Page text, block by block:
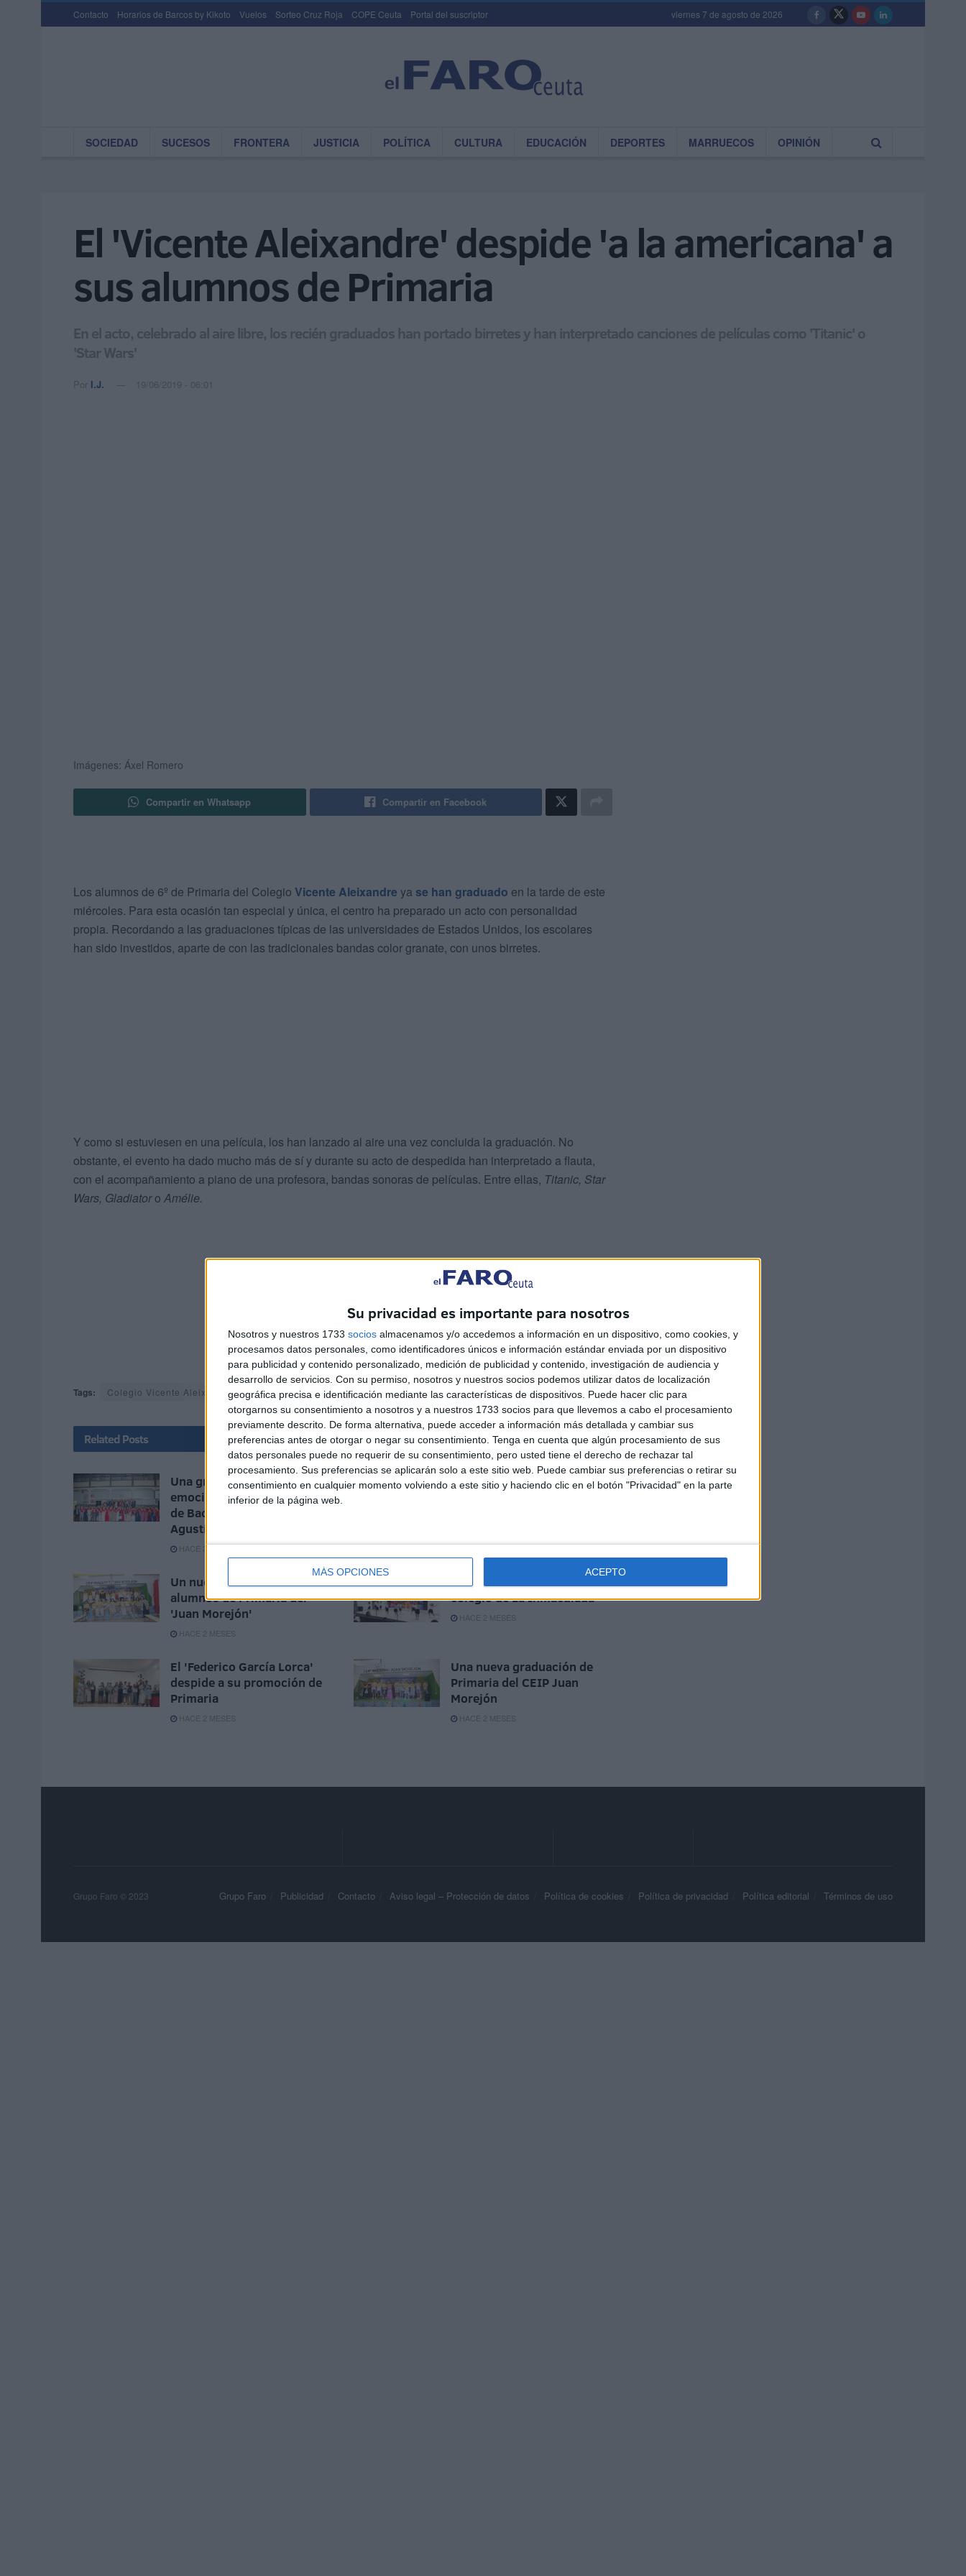
Su privacidad es importante para nosotros
Nosotros y nuestros 1733 socios almacenamos y/o accedemos a información en un dispositivo, como cookies, y
procesamos datos personales, como identificadores únicos e información estándar enviada por un dispositivo
para publicidad y contenido personalizado, medición de publicidad y contenido, investigación de audiencia y
desarrollo de servicios. Con su permiso, nosotros y nuestros socios podemos utilizar datos de localización
geográfica precisa e identificación mediante las características de dispositivos. Puede hacer clic para
otorgarnos su consentimiento a nosotros y a nuestros 1733 socios para que llevemos a cabo el procesamiento
previamente descrito. De forma alternativa, puede acceder a información más detallada y cambiar sus
preferencias antes de otorgar o negar su consentimiento. Tenga en cuenta que algún procesamiento de sus
datos personales puede no requerir de su consentimiento, pero usted tiene el derecho de rechazar tal
procesamiento. Sus preferencias se aplicarán solo a este sitio web. Puede cambiar sus preferencias o retirar su
consentimiento en cualquier momento volviendo a este sitio y haciendo clic en el botón "Privacidad" en la parte
inferior de la página web.
MÁS OPCIONES ACEPTO
Contacto Horarios de Barcos by Kikoto Vuelos Sorteo Cruz Roja COPE Ceuta Portal del suscriptor viernes 7 de agosto de 2026
SOCIEDAD SUCESOS FRONTERA JUSTICIA POLÍTICA CULTURA EDUCACIÓN DEPORTES MARRUECOS OPINIÓN
El 'Vicente Aleixandre' despide 'a la americana' a
sus alumnos de Primaria
En el acto, celebrado al aire libre, los recién graduados han portado birretes y han interpretado canciones de películas como 'Titanic' o
'Star Wars'
Por I.J. 19/06/2019 - 06:01
Imágenes: Áxel Romero
Compartir en Whatsapp Compartir en Facebook
Los alumnos de 6º de Primaria del Colegio Vicente Aleixandre ya se han graduado en la tarde de este
miércoles. Para esta ocasión tan especial y única, el centro ha preparado un acto con personalidad
propia. Recordando a las graduaciones típicas de las universidades de Estados Unidos, los escolares
han sido investidos, aparte de con las tradicionales bandas color granate, con unos birretes.
Y como si estuviesen en una película, los han lanzado al aire una vez concluida la graduación. No
obstante, el evento ha dado mucho más de sí y durante su acto de despedida han interpretado a flauta,
con el acompañamiento a piano de una profesora, bandas sonoras de películas. Entre ellas, Titanic, Star
Wars, Gladiatoro Amélie.
Tags: Colegio Vicente Aleixandre Graduaciones
Related Posts
Una graduación llena de
emociones para los alumnos
de Bachillerato del San
Agustín
HACE 2 MESES
Enfermería llega al final del
HACE 2 MESES
Un nuevo comienzo para los
alumnos de Primaria del
'Juan Morejón'
HACE 2 MESES
Graduación de Infantil en el
colegio de La Inmaculada
HACE 2 MESES
El 'Federico García Lorca'
despide a su promoción de
Primaria
HACE 2 MESES
Una nueva graduación de
Primaria del CEIP Juan
Morejón
HACE 2 MESES
Grupo Faro Publicidad Contacto Aviso legal – Protección de datos Política de cookies Política de privacidad Política editorial Términos de uso
Grupo Faro © 2023